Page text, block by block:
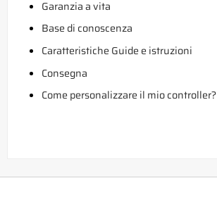
Garanzia a vita
Base di conoscenza
Caratteristiche Guide e istruzioni
Consegna
Come personalizzare il mio controller?